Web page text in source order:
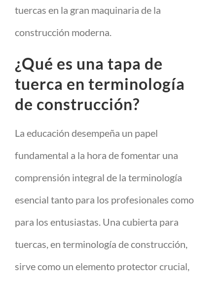
tuercas en la gran maquinaria de la
construcción moderna.
¿Qué es una tapa de
tuerca en terminología
de construcción?
La educación desempeña un papel
fundamental a la hora de fomentar una
comprensión integral de la terminología
esencial tanto para los profesionales como
para los entusiastas. Una cubierta para
tuercas, en terminología de construcción,
sirve como un elemento protector crucial,